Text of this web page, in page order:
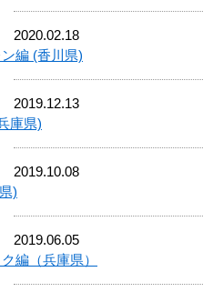
2020.02.18
編 (香川県)
2019.12.13
庫県)
2019.10.08
)
2019.06.05
編（兵庫県）